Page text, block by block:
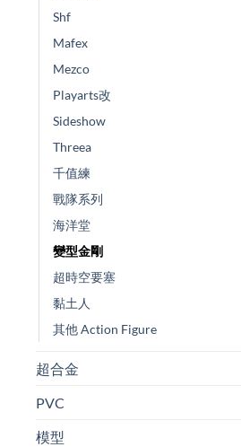
Shf
Mafex
Mezco
Playarts改
Sideshow
Threea
千值練
戰隊系列
海洋堂
變型金剛
超時空要塞
黏土人
其他 Action Figure
超合金
PVC
模型